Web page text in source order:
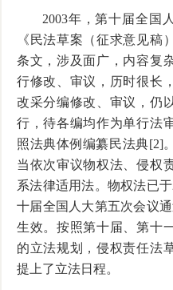
2003年，第十届全国
《民法草案（征求意见稿
条文，涉及面广，内容复
行修改、审议，历时很长
改采分编修改、审议，仍
行，待各编均作为单行法
照法典体例编纂民法典[2]
当依次审议物权法、侵权
系法律适用法。物权法已
十届全国人大第五次会议
生效。按照第十届、第十
的立法规划，侵权责任法
提上了立法日程。